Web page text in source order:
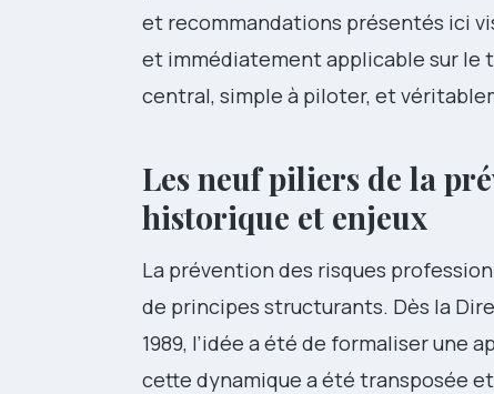
et recommandations présentés ici
et immédiatement applicable sur le
central, simple à piloter, et
Les neuf piliers de la
historique et enjeux
La prévention des risques
de principes structurants. Dès la
1989, l’idée a été de formaliser une
cette dynamique a été transposée et